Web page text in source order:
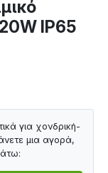
IP65
για χονδρική-
μια αγορά,